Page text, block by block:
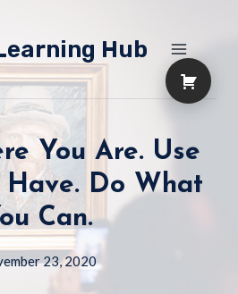
Hub
You Are. Use
Have. Do What
Can.
23, 2020